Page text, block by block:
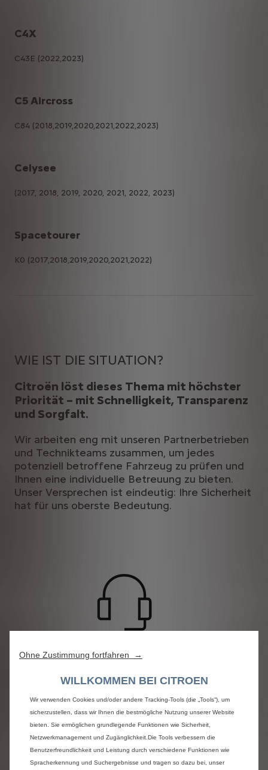
C4X
C43E (2022,2023)
C5 Aircross
C84 (2018,2019,2020,2021,2022,2023)
Celysee
(2017, 2018, 2019, 2020, 2021, 2022, 2023)
Spacetourer
K0 (2017,2018,2019,2020,2021,2022)
WIE IST DIE SITUATION?
Citroën löst dieses Thema mit höchster
Priorität – mit Schnelligkeit, Transparenz
und Sorgfalt.
Wir arbeiten eng mit unseren Partnerbetrieben
und Technikteams zusammen, um jedes
potenziell betroffene Fahrzeug zu prüfen und
Ihnen eine individuelle Betreuung zu bieten.
Unser Versprechen ist eindeutig: Ihre Sicherheit
hat für uns oberste Bedeutung.
Das Thema ist neu für mich. Wie gehe ich
jetzt vor?
Wenn Sie zum ersten Mal von diesem Thema hören und
nicht sicher sind, was zu tun ist, wenden Sie sich bitte
direkt an Ihren Citroën Partner oder unser Expertenteam.
Wir stehen Ihnen zur Seite.
Ohne Zustimmung fortfahren →
WILLKOMMEN BEI CITROEN
Wir verwenden Cookies und/oder andere Tracking-Tools (die „Tools“), um
sicherzustellen, dass wir Ihnen die bestmögliche Nutzung unserer Website
bieten. Sie ermöglichen grundlegende Funktionen wie Sicherheit,
Netzwerkmanagement und Zugänglichkeit.Die Tools verbessern die
Benutzerfreundlichkeit und Leistung durch verschiedene Funktionen wie
Spracherkennung und Suchergebnisse und tragen so dazu bei, unser